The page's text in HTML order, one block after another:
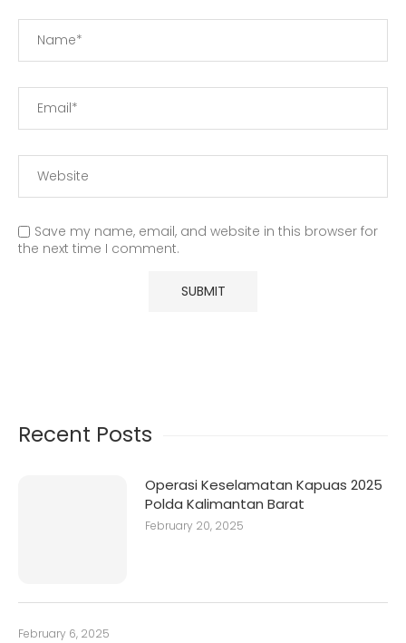
Save my name, email, and website in this browser for
the next time I comment.
Recent Posts
Operasi Keselamatan Kapuas 2025
Polda Kalimantan Barat
February 20, 2025
February 6, 2025